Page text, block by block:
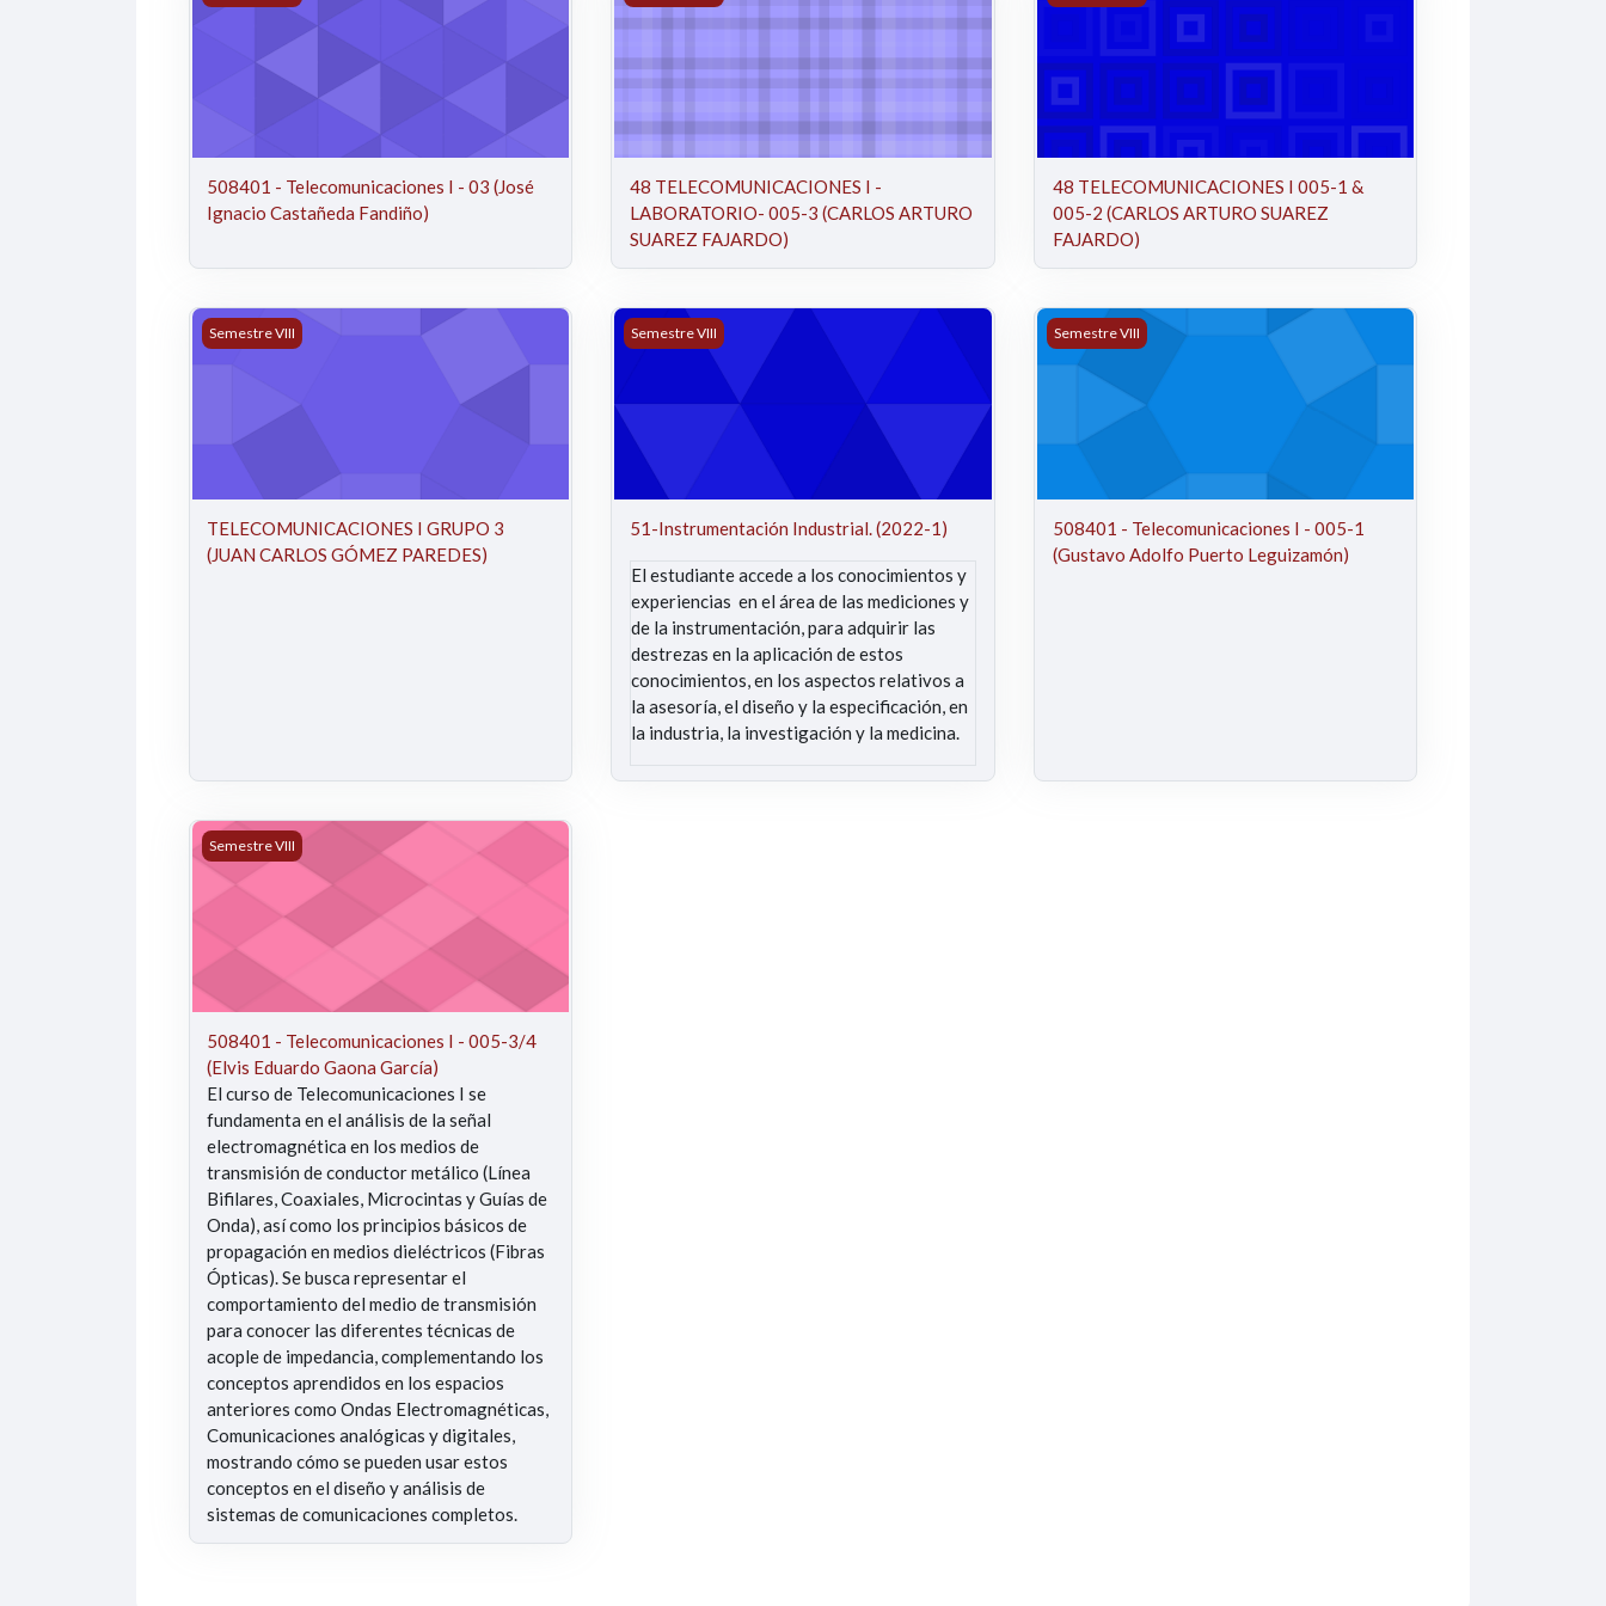
508401 - Telecomunicaciones I - 03 (José
Ignacio Castañeda Fandiño)
48 TELECOMUNICACIONES I -
LABORATORIO- 005-3 (CARLOS ARTURO
SUAREZ FAJARDO)
48 TELECOMUNICACIONES I 005-1 &
005-2 (CARLOS ARTURO SUAREZ
FAJARDO)
TELECOMUNICACIONES I GRUPO 3 (JUAN CARLOS GÓMEZ PAREDES)
Semestre VIII
TELECOMUNICACIONES I GRUPO 3
(JUAN CARLOS GÓMEZ PAREDES)
51-Instrumentación Industrial. (2022-1)
Semestre VIII
51-Instrumentación Industrial. (2022-1)
El estudiante accede a los conocimientos y
experiencias en el área de las mediciones y
de la instrumentación, para adquirir las
destrezas en la aplicación de estos
conocimientos, en los aspectos relativos a
la asesoría, el diseño y la especificación, en
la industria, la investigación y la medicina.
508401 - Telecomunicaciones I - 005-1 (Gustavo Adolfo Puerto
Semestre VIII
508401 - Telecomunicaciones I - 005-1
(Gustavo Adolfo Puerto Leguizamón)
508401 - Telecomunicaciones I - 005-3/4 (Elvis Eduardo Gaona García)
Semestre VIII
508401 - Telecomunicaciones I - 005-3/4
(Elvis Eduardo Gaona García)
El curso de Telecomunicaciones I se
fundamenta en el análisis de la señal
electromagnética en los medios de
transmisión de conductor metálico (Línea
Bifilares, Coaxiales, Microcintas y Guías de
Onda), así como los principios básicos de
propagación en medios dieléctricos (Fibras
Ópticas). Se busca representar el
comportamiento del medio de transmisión
para conocer las diferentes técnicas de
acople de impedancia, complementando los
conceptos aprendidos en los espacios
anteriores como Ondas Electromagnéticas,
Comunicaciones analógicas y digitales,
mostrando cómo se pueden usar estos
conceptos en el diseño y análisis de
sistemas de comunicaciones completos.